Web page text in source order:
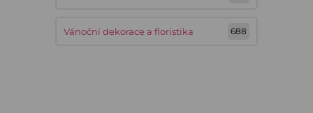
Vánoční dekorace a floristika 688